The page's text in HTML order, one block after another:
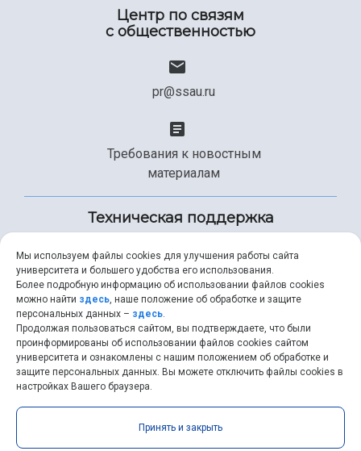
Центр по связям
с общественностью
pr@ssau.ru
Требования к новостным
материалам
Техническая поддержка
+7 (846) 267-49-99
help@ssau.ru
Самарский университет © 2026 |ssau.ru
RSS
Мы используем файлы cookies для улучшения работы сайта
университета и большего удобства его использования.
Более подробную информацию об использовании файлов cookies
можно найти здесь, наше положение об обработке и защите
персональных данных – здесь.
Продолжая пользоваться сайтом, вы подтверждаете, что были
проинформированы об использовании файлов cookies сайтом
университета и ознакомлены с нашим положением об обработке и
защите персональных данных. Вы можете отключить файлы cookies в
настройках Вашего браузера.
Принять и закрыть